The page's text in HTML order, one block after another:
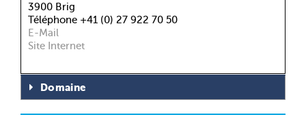
3900 Brig
Téléphone +41 (0) 27 922 70 50
E-Mail
Site Internet
Domaine